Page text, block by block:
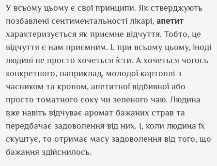
У всьому цьому є свої принципи. Як стверджують
позбавлені сентиментальності лікарі, апетит
характеризується як приємне відчуття. Тобто, це
відчуття є нам приємним. І, при всьому цьому, іноді
людині не просто хочеться їсти. А хочеться чогось
конкретного, наприклад, молодої картоплі з
часником та кропом, апетитної відбивної або
просто томатного соку чи зеленого чаю. Людина
вже навіть відчуває аромат бажаних страв та
передбачає задоволення від них. І, коли людина їх
скуштує, то отримає масу задоволення від того, що
бажання здійснилось.